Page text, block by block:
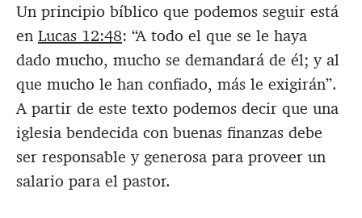
Un principio bíblico que podemos seguir está
en Lucas 12:48: “A todo el que se le haya
dado mucho, mucho se demandará de él; y al
que mucho le han confiado, más le exigirán”.
A partir de este texto podemos decir que una
iglesia bendecida con buenas finanzas debe
ser responsable y generosa para proveer un
salario para el pastor.